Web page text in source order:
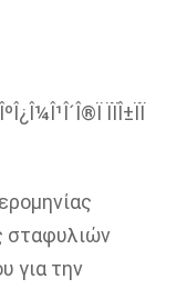
σταφυλιών
για την